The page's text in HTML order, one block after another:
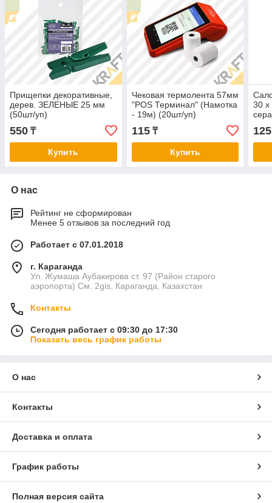
Прищепки декоративные,
дерев. ЗЕЛЕНЫЕ 25 мм
(50шт/уп)
550 ₸
Купить
Чековая термолента 57мм
"POS Терминал" (Намотка
- 19м) (20шт/уп)
115₸
Купить
30 х
125
О нас
Рейтинг не сформирован
Менее 5 отзывов за последний год
Работает с 07.01.2018
г. Караганда
Ул. Жумаша Аубакирова ст. 97 (Район старого
аэропорта) См. 2gis, Караганда, Казахстан
Контакты
Сегодня работает с 09:30 до 17:30
Показать весь график работы
О нас
Контакты
Доставка и оплата
График работы
Полная версия сайта